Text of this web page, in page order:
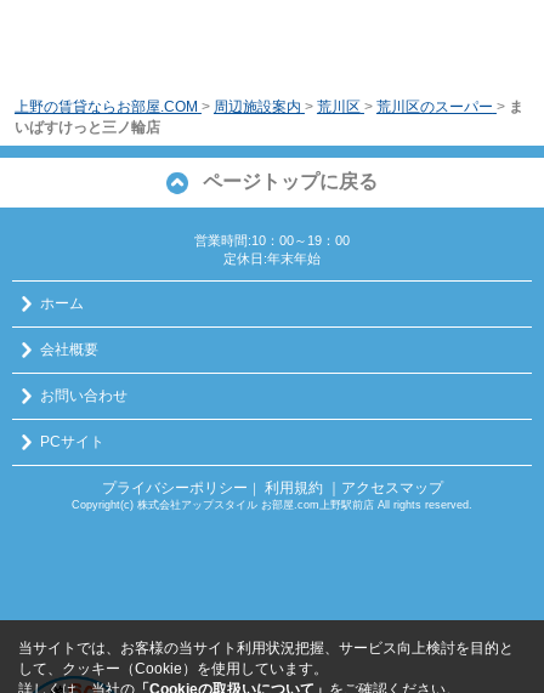
上野の賃貸ならお部屋.COM > 周辺施設案内 > 荒川区 > 荒川区のスーパー > ま
いばすけっと三ノ輪店
ページトップに戻る
営業時間:10：00～19：00
定休日:年末年始
ホーム
会社概要
お問い合わせ
PCサイト
プライバシーポリシー ｜ 利用規約 ｜アクセスマップ
Copyright(c) 株式会社アップスタイル お部屋.com上野駅前店 All rights reserved.
当サイトでは、お客様の当サイト利用状況把握、サービス向上検討を目的と
して、クッキー（Cookie）を使用しています。
詳しくは、当社の 「Cookieの取扱いについて」 をご確認ください。